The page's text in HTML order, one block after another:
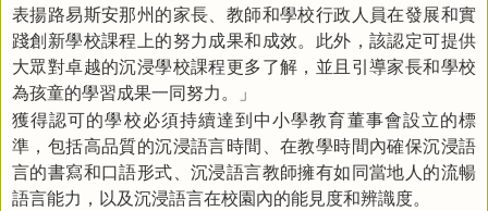
表揚路易斯安那州的家長、 教師和學校行政人員在發展和實
踐創新學校課程上的努力成果和成效。此外，該認定可提供
大眾對卓越的沉浸學校課程更多了解，並且引導家長和學校
為孩童的學習成果一同努力。
」
獲得認可的學校必須持續達到中小學教育董事會設立的標
準，包括高品質的沉浸語言時間、在教學時間內確保沉浸語
言的書寫和口語形式、沉浸語言教師擁有如同當地人的流暢
語言能力， 以及沉浸語言在校園內的能見度和辨識度。